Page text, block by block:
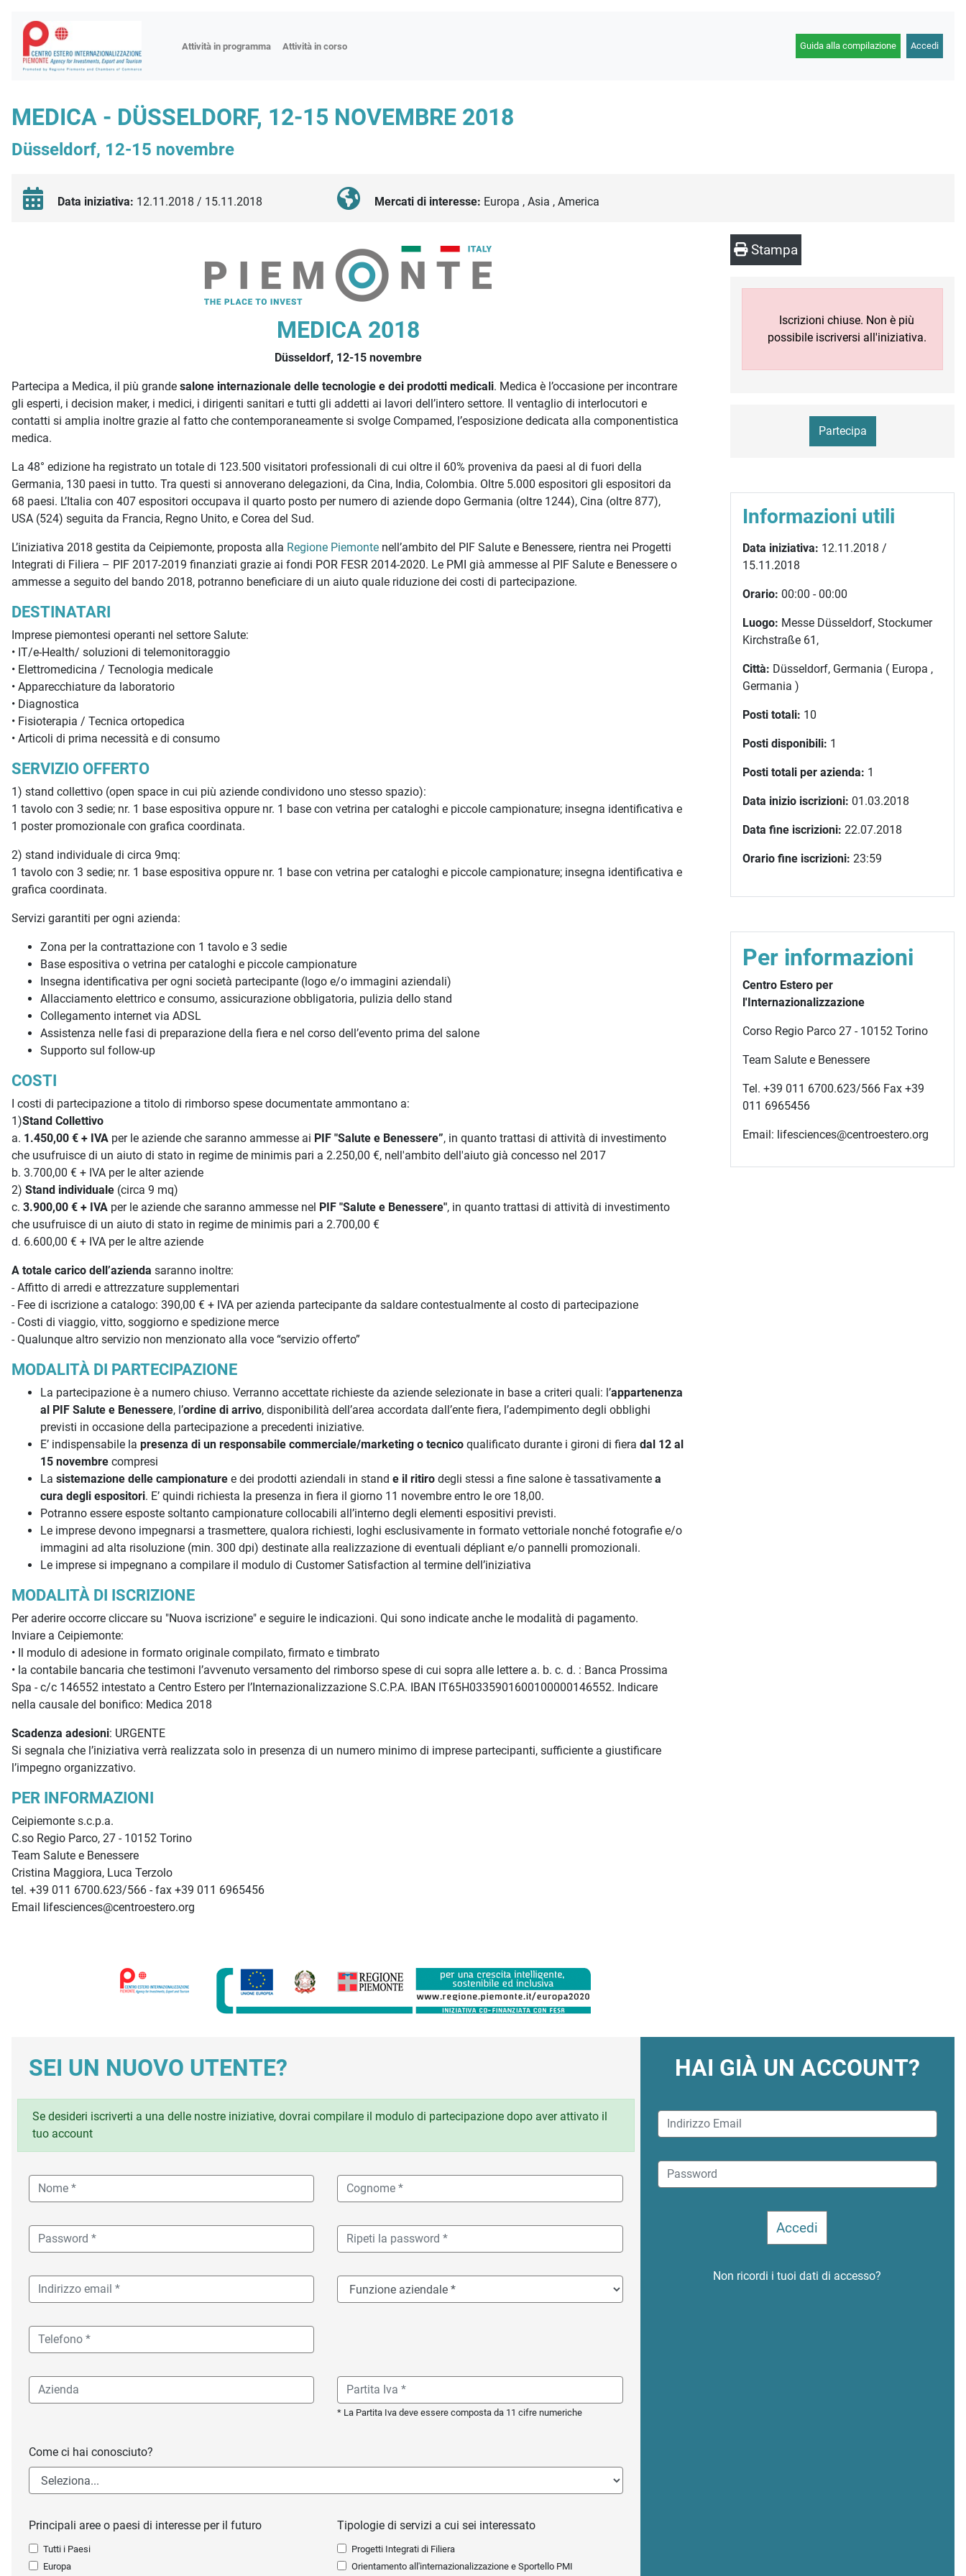
Attività in programma Attività in corso
Fiere
Workshop
Focus settoriali
Guida alla compilazione Accedi
MEDICA - DÜSSELDORF, 12-15 NOVEMBRE 2018
Düsseldorf, 12-15 novembre
Data iniziativa: 12.11.2018 / 15.11.2018 Mercati di interesse: Europa , Asia , America
MEDICA 2018
Düsseldorf, 12-15 novembre
Partecipa a Medica, il più grande salone internazionale delle tecnologie e dei prodotti medicali. Medica è l’occasione per incontrare
gli esperti, i decision maker, i medici, i dirigenti sanitari e tutti gli addetti ai lavori dell’intero settore. Il ventaglio di interlocutori e
contatti si amplia inoltre grazie al fatto che contemporaneamente si svolge Compamed, l’esposizione dedicata alla componentistica
medica.
La 48° edizione ha registrato un totale di 123.500 visitatori professionali di cui oltre il 60% proveniva da paesi al di fuori della
Germania, 130 paesi in tutto. Tra questi si annoverano delegazioni, da Cina, India, Colombia. Oltre 5.000 espositori gli espositori da
68 paesi. L’Italia con 407 espositori occupava il quarto posto per numero di aziende dopo Germania (oltre 1244), Cina (oltre 877),
USA (524) seguita da Francia, Regno Unito, e Corea del Sud.
L’iniziativa 2018 gestita da Ceipiemonte, proposta alla Regione Piemonte nell’ambito del PIF Salute e Benessere, rientra nei Progetti
Integrati di Filiera – PIF 2017-2019 finanziati grazie ai fondi POR FESR 2014-2020. Le PMI già ammesse al PIF Salute e Benessere o
ammesse a seguito del bando 2018, potranno beneficiare di un aiuto quale riduzione dei costi di partecipazione.
DESTINATARI
Imprese piemontesi operanti nel settore Salute:
• IT/e-Health/ soluzioni di telemonitoraggio
• Elettromedicina / Tecnologia medicale
• Apparecchiature da laboratorio
• Diagnostica
• Fisioterapia / Tecnica ortopedica
• Articoli di prima necessità e di consumo
SERVIZIO OFFERTO
1) stand collettivo (open space in cui più aziende condividono uno stesso spazio):
1 tavolo con 3 sedie; nr. 1 base espositiva oppure nr. 1 base con vetrina per cataloghi e piccole campionature; insegna identificativa e
1 poster promozionale con grafica coordinata.
2) stand individuale di circa 9mq:
1 tavolo con 3 sedie; nr. 1 base espositiva oppure nr. 1 base con vetrina per cataloghi e piccole campionature; insegna identificativa e
grafica coordinata.
Servizi garantiti per ogni azienda:
Zona per la contrattazione con 1 tavolo e 3 sedie
Base espositiva o vetrina per cataloghi e piccole campionature
Insegna identificativa per ogni società partecipante (logo e/o immagini aziendali)
Allacciamento elettrico e consumo, assicurazione obbligatoria, pulizia dello stand
Collegamento internet via ADSL
Assistenza nelle fasi di preparazione della fiera e nel corso dell’evento prima del salone
Supporto sul follow-up
COSTI
I costi di partecipazione a titolo di rimborso spese documentate ammontano a:
1)Stand Collettivo
a. 1.450,00 € + IVA per le aziende che saranno ammesse ai PIF "Salute e Benessere”, in quanto trattasi di attività di investimento
che usufruisce di un aiuto di stato in regime de minimis pari a 2.250,00 €, nell'ambito dell'aiuto già concesso nel 2017
b. 3.700,00 € + IVA per le alter aziende
2) Stand individuale (circa 9 mq)
c. 3.900,00 € + IVA per le aziende che saranno ammesse nel PIF "Salute e Benessere", in quanto trattasi di attività di investimento
che usufruisce di un aiuto di stato in regime de minimis pari a 2.700,00 €
d. 6.600,00 € + IVA per le altre aziende
A totale carico dell’azienda saranno inoltre:
- Affitto di arredi e attrezzature supplementari
- Fee di iscrizione a catalogo: 390,00 € + IVA per azienda partecipante da saldare contestualmente al costo di partecipazione
- Costi di viaggio, vitto, soggiorno e spedizione merce
- Qualunque altro servizio non menzionato alla voce “servizio offerto”
MODALITÀ DI PARTECIPAZIONE
La partecipazione è a numero chiuso. Verranno accettate richieste da aziende selezionate in base a criteri quali: l’appartenenza
al PIF Salute e Benessere, l’ordine di arrivo, disponibilità dell’area accordata dall’ente fiera, l’adempimento degli obblighi
previsti in occasione della partecipazione a precedenti iniziative.
E’ indispensabile la presenza di un responsabile commerciale/marketing o tecnico qualificato durante i gironi di fiera dal 12 al
15 novembre compresi
La sistemazione delle campionature e dei prodotti aziendali in stand e il ritiro degli stessi a fine salone è tassativamente a
cura degli espositori. E’ quindi richiesta la presenza in fiera il giorno 11 novembre entro le ore 18,00.
Potranno essere esposte soltanto campionature collocabili all’interno degli elementi espositivi previsti.
Le imprese devono impegnarsi a trasmettere, qualora richiesti, loghi esclusivamente in formato vettoriale nonché fotografie e/o
immagini ad alta risoluzione (min. 300 dpi) destinate alla realizzazione di eventuali dépliant e/o pannelli promozionali.
Le imprese si impegnano a compilare il modulo di Customer Satisfaction al termine dell’iniziativa
MODALITÀ DI ISCRIZIONE
Per aderire occorre cliccare su "Nuova iscrizione" e seguire le indicazioni. Qui sono indicate anche le modalità di pagamento.
Inviare a Ceipiemonte:
• Il modulo di adesione in formato originale compilato, firmato e timbrato
• la contabile bancaria che testimoni l’avvenuto versamento del rimborso spese di cui sopra alle lettere a. b. c. d. : Banca Prossima
Spa - c/c 146552 intestato a Centro Estero per l’Internazionalizzazione S.C.P.A. IBAN IT65H0335901600100000146552. Indicare
nella causale del bonifico: Medica 2018
Scadenza adesioni: URGENTE
Si segnala che l’iniziativa verrà realizzata solo in presenza di un numero minimo di imprese partecipanti, sufficiente a giustificare
l’impegno organizzativo.
PER INFORMAZIONI
Ceipiemonte s.c.p.a.
C.so Regio Parco, 27 - 10152 Torino
Team Salute e Benessere
Cristina Maggiora, Luca Terzolo
tel. +39 011 6700.623/566 - fax +39 011 6965456
Email lifesciences@centroestero.org
Stampa
Iscrizioni chiuse. Non è più
possibile iscriversi all'iniziativa.
Partecipa
Informazioni utili
Data iniziativa: 12.11.2018 /
15.11.2018
Orario: 00:00 - 00:00
Luogo: Messe Düsseldorf, Stockumer
Kirchstraße 61,
Città: Düsseldorf, Germania ( Europa ,
Germania )
Posti totali: 10
Posti disponibili: 1
Posti totali per azienda: 1
Data inizio iscrizioni: 01.03.2018
Data fine iscrizioni: 22.07.2018
Orario fine iscrizioni: 23:59
Per informazioni
Centro Estero per
l'Internazionalizzazione
Corso Regio Parco 27 - 10152 Torino
Team Salute e Benessere
Tel. +39 011 6700.623/566 Fax +39
011 6965456
Email: lifesciences@centroestero.org
SEI UN NUOVO UTENTE?
Se desideri iscriverti a una delle nostre iniziative, dovrai compilare il modulo di partecipazione dopo aver attivato il
tuo account
* La Partita Iva deve essere composta da 11 cifre numeriche
Come ci hai conosciuto?
Principali aree o paesi di interesse per il futuro
Tutti i Paesi
Europa
Tipologie di servizi a cui sei interessato
Progetti Integrati di Filiera
Orientamento all'internazionalizzazione e Sportello PMI
HAI GIÀ UN ACCOUNT?
Non ricordi i tuoi dati di accesso?